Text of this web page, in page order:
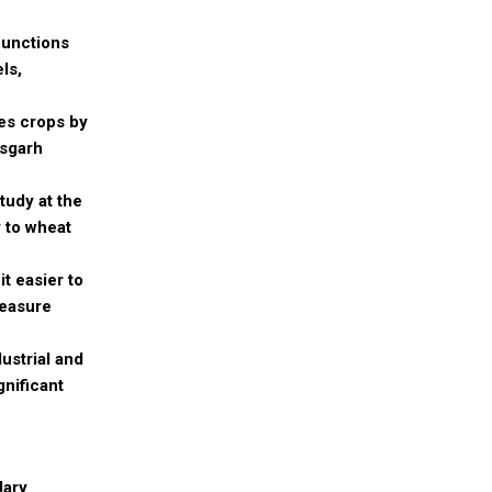
crops by
at the
to wheat
easier to
and